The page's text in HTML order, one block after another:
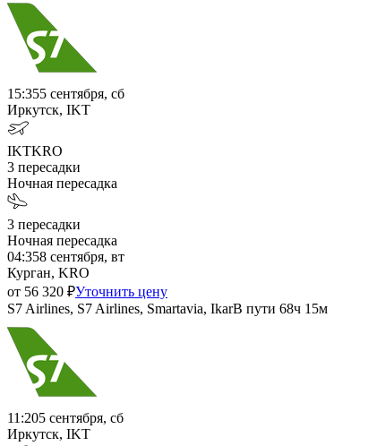
15:355 сентября, сб
Иркутск, IKT
IKTKRO
3 пересадки
Ночная пересадка
3 пересадки
Ночная пересадка
04:358 сентября, вт
Курган, KRO
от 56 320 ₽Уточнить цену
S7 Airlines, S7 Airlines, Smartavia, IkarВ пути 68ч 15м
11:205 сентября, сб
Иркутск, IKT